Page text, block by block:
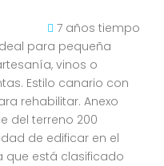
7 años tiempo
para pequeña
vinos o
Estilo canario con
rehabilitar. Anexo
del terreno 200
de edificar en el
que está clasificado